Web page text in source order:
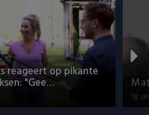
reageert op pikante
"Gee…
18